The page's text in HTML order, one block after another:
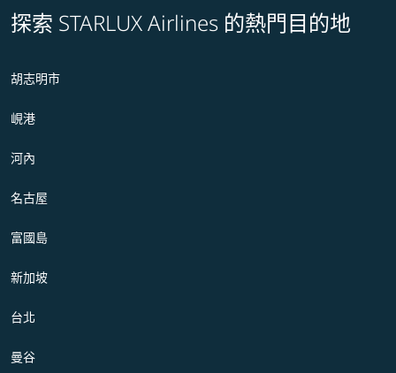
探索 STARLUX Airlines 的熱門目的地
胡志明市
峴港
河內
名古屋
富國島
新加坡
台北
曼谷